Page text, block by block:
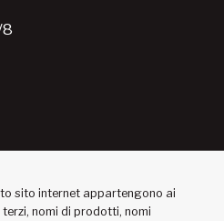
sito internet appartengono ai
nomi di prodotti, nomi